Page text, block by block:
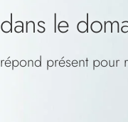
le
présent pour